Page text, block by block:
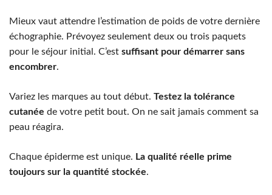
Mieux vaut attendre l’estimation de poids de votre dernière
échographie. Prévoyez seulement deux ou trois paquets
pour le séjour initial. C’est suffisant pour démarrer sans
encombrer.
Variez les marques au tout début. Testez la tolérance
cutanée de votre petit bout. On ne sait jamais comment sa
peau réagira.
Chaque épiderme est unique. La qualité réelle prime
toujours sur la quantité stockée.